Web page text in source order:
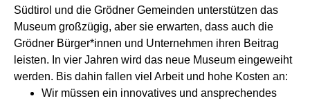
Südtirol und die Grödner Gemeinden unterstützen das
Museum großzügig, aber sie erwarten, dass auch die
Grödner Bürger*innen und Unternehmen ihren Beitrag
leisten. In vier Jahren wird das neue Museum eingeweiht
werden. Bis dahin fallen viel Arbeit und hohe Kosten an:
Wir müssen ein innovatives und ansprechendes